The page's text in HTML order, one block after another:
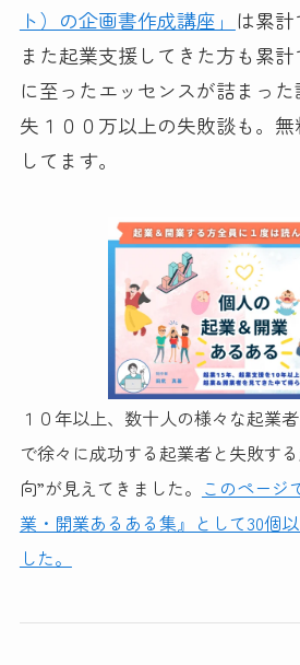
ト）の企画書作成講座」 は累計
また起業支援してきた方も累
に至ったエッセンスが詰まっ
失１００万以上の失敗談も。
してます。
１０年以上、数十人の様々な起業
で徐々に成功する起業者と失敗す
向”が見えてきました。 このページ
業・開業あるある集』として30個
した。